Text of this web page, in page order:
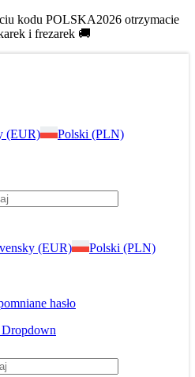
kodu POLSKA2026 otrzymacie
i frezarek 🚚
(EUR)
Polski (PLN)
(EUR) Polski (PLN)
hasło